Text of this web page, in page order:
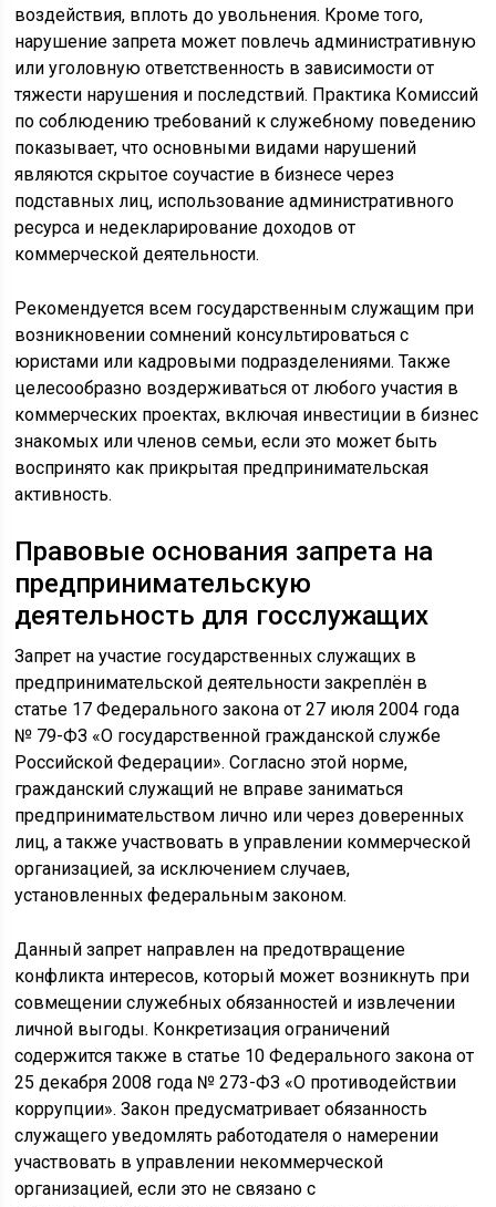
воздействия, вплоть до увольнения. Кроме того,
нарушение запрета может повлечь административную
или уголовную ответственность в зависимости от
тяжести нарушения и последствий. Практика Комиссий
по соблюдению требований к служебному поведению
показывает, что основными видами нарушений
являются скрытое соучастие в бизнесе через
подставных лиц, использование административного
ресурса и недекларирование доходов от
коммерческой деятельности.
Рекомендуется всем государственным служащим при
возникновении сомнений консультироваться с
юристами или кадровыми подразделениями. Также
целесообразно воздерживаться от любого участия в
коммерческих проектах, включая инвестиции в бизнес
знакомых или членов семьи, если это может быть
воспринято как прикрытая предпринимательская
активность.
Правовые основания запрета на
предпринимательскую
деятельность для госслужащих
Запрет на участие государственных служащих в
предпринимательской деятельности закреплён в
статье 17 Федерального закона от 27 июля 2004 года
№ 79-ФЗ «О государственной гражданской службе
Российской Федерации». Согласно этой норме,
гражданский служащий не вправе заниматься
предпринимательством лично или через доверенных
лиц, а также участвовать в управлении коммерческой
организацией, за исключением случаев,
установленных федеральным законом.
Данный запрет направлен на предотвращение
конфликта интересов, который может возникнуть при
совмещении служебных обязанностей и извлечении
личной выгоды. Конкретизация ограничений
содержится также в статье 10 Федерального закона от
25 декабря 2008 года № 273-ФЗ «О противодействии
коррупции». Закон предусматривает обязанность
служащего уведомлять работодателя о намерении
участвовать в управлении некоммерческой
организацией, если это не связано с